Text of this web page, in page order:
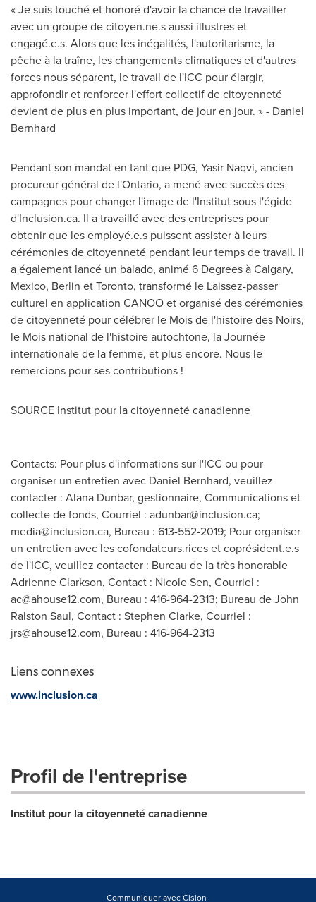
« Je suis touché et honoré d'avoir la chance de travailler
avec un groupe de citoyen.ne.s aussi illustres et
engagé.e.s. Alors que les inégalités, l'autoritarisme, la
pêche à la traîne, les changements climatiques et d'autres
forces nous séparent, le travail de l'ICC pour élargir,
approfondir et renforcer l'effort collectif de citoyenneté
devient de plus en plus important, de jour en jour. » - Daniel
Bernhard
Pendant son mandat en tant que PDG, Yasir Naqvi, ancien
procureur général de l'Ontario, a mené avec succès des
campagnes pour changer l'image de l'Institut sous l'égide
d'Inclusion.ca. Il a travaillé avec des entreprises pour
obtenir que les employé.e.s puissent assister à leurs
cérémonies de citoyenneté pendant leur temps de travail. Il
a également lancé un balado, animé 6 Degrees àCalgary,
Mexico, Berlin etToronto, transformé le Laissez-passer
culturel en application CANOO et organisé des cérémonies
de citoyenneté pour célébrer le Mois de l'histoire des Noirs,
le Mois national de l'histoire autochtone, la Journée
internationale de la femme, et plus encore. Nous le
remercions pour ses contributions !
SOURCE Institut pour la citoyenneté canadienne
Contacts: Pour plus d'informations sur I'ICC ou pour
organiser un entretien avec Daniel Bernhard, veuillez
contacter : Alana Dunbar, gestionnaire, Communications et
collecte de fonds, Courriel : adunbar@inclusion.ca;
media@inclusion.ca, Bureau : 613-552-2019; Pour organiser
un entretien avec les cofondateurs.rices et coprésident.e.s
de l'ICC, veuillez contacter : Bureau de la très honorable
Adrienne Clarkson, Contact : Nicole Sen, Courriel :
ac@ahouse12.com, Bureau : 416-964-2313; Bureau de John
Ralston Saul, Contact : Stephen Clarke, Courriel :
jrs@ahouse12.com, Bureau : 416-964-2313
Liens connexes
www.inclusion.ca
Profil de l'entreprise
Institut pour la citoyenneté canadienne
Communiquer avec Cision